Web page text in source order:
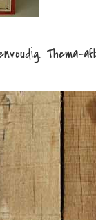
Thema-